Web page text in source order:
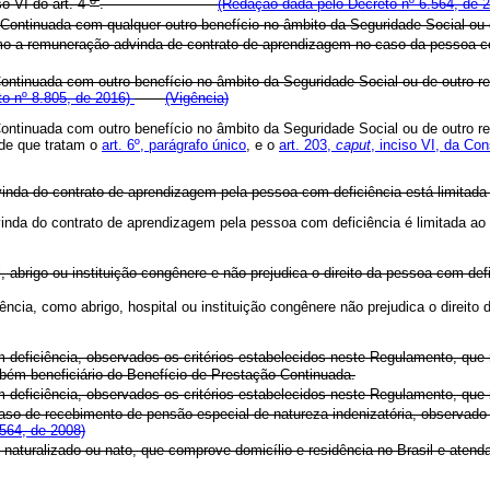
VI do art. 4 .(Redação dada pelo Decreto nº 6.564, de
com qualquer outro benefício no âmbito da Seguridade Social
a remuneração advinda de contrato de aprendizagem no caso da
com outro benefício no âmbito da Seguridade Social ou de outro
nº 8.805, de 2016)
(Vigência)
com outro benefício no âmbito da Seguridade Social ou de outro
que tratam o art. 6º, parágrafo único , e o art. 203, caput , inciso VI, da
do contrato de aprendizagem pela pessoa com deficiência está
do contrato de aprendizagem pela pessoa com deficiência é limitada
ou instituição congênere e não prejudica o direito da pessoa com
como abrigo, hospital ou instituição congênere não prejudica o
observados os critérios estabelecidos neste Regulamento,
beneficiário do Benefício de Prestação Continuada.
observados os critérios estabelecidos neste Regulamento,
de recebimento de pensão especial de natureza indenizatória,
de 2008)
ou nato, que comprove domicílio e residência no Brasil e